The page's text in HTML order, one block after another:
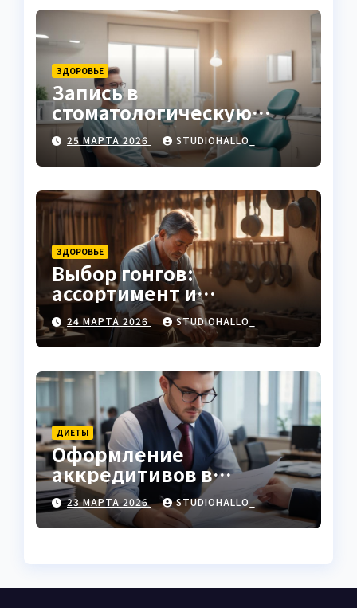
ЗДОРОВЬЕ
Запись в
стоматологическую
клинику
25 МАРТА 2026 STUDIOHALLO_
ЗДОРОВЬЕ
Выбор гонгов:
ассортимент и
характеристики
24 МАРТА 2026 STUDIOHALLO_
ДИЕТЫ
Оформление
аккредитивов в
международной
торговле
23 МАРТА 2026 STUDIOHALLO_